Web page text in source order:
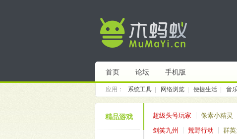
首页 论坛 手机版
应用： 系统工具 网络浏览 便捷生活 音
精品游戏 超级头号玩家 像素小精灵
剑笑九州
荒野行动 群